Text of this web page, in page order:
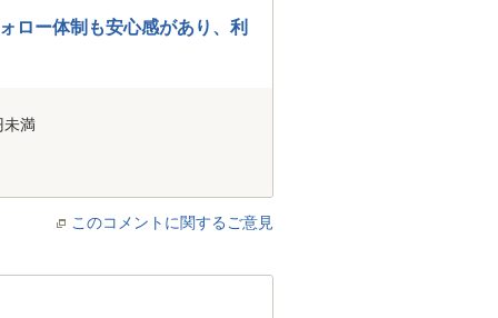
ロー体制も安心感があり、利
未満
このコメントに関するご意見